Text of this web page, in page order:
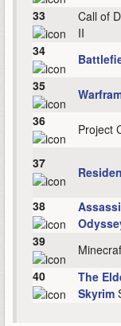
33
Call of
II
34
35
36
Project
37
38
39
40
The
Skyrim